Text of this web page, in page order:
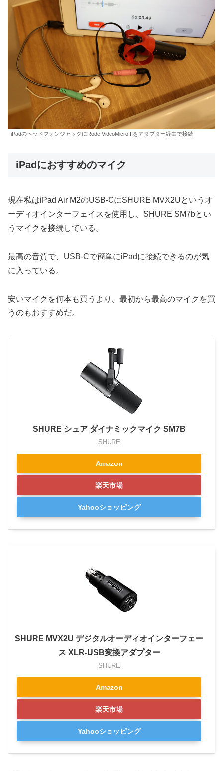
iPadのヘッドフォンジャックにRode VideoMicro IIをアダプター経由で接続
iPadにおすすめのマイク
現在私はiPad Air M2のUSB-CにSHURE MVX2Uというオ
ーディオインターフェイスを使用し、SHURE SM7bとい
うマイクを接続している。
最高の音質で、USB-Cで簡単にiPadに接続できるのが気
に入っている。
安いマイクを何本も買うより、最初から最高のマイクを買
うのもおすすめだ。
SHURE シュア ダイナミックマイク SM7B
SHURE
Amazon
楽天市場
Yahooショッピング
SHURE MVX2U デジタルオーディオインターフェー
ス XLR-USB変換アダプター
SHURE
Amazon
楽天市場
Yahooショッピング